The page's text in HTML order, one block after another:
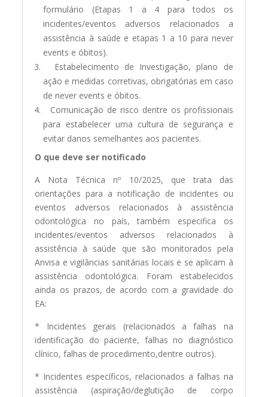
formulário (Etapas 1 a 4 para todos os
incidentes/eventos adversos relacionados a
assistência à saúde e etapas 1 a 10 para never
events e óbitos).
Estabelecimento de Investigação, plano de
ação e medidas corretivas, obrigatórias em caso
de never events e óbitos.
Comunicação de risco dentre os profissionais
para estabelecer uma cultura de segurança e
evitar danos semelhantes aos pacientes.
O que deve ser notificado
A Nota Técnica nº 10/2025, que trata das
orientações para a notificação de incidentes ou
eventos adversos relacionados à assistência
odontológica no país, também especifica os
incidentes/eventos adversos relacionados à
assistência à saúde que são monitorados pela
Anvisa e vigilâncias sanitárias locais e se aplicam à
assistência odontológica. Foram estabelecidos
ainda os prazos, de acordo com a gravidade do
EA:
* Incidentes gerais (relacionados a falhas na
identificação do paciente, falhas no diagnóstico
clínico, falhas de procedimento,dentre outros).
* Incidentes específicos, relacionados a falhas na
assistência (aspiração/deglutição de corpo